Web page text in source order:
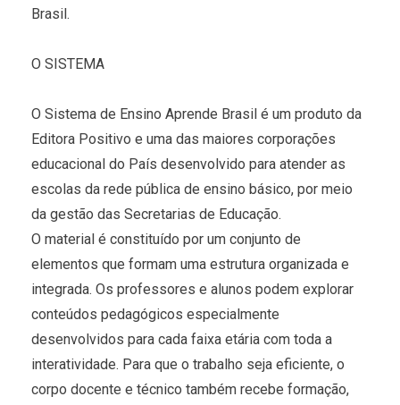
Brasil.
O SISTEMA
O Sistema de Ensino Aprende Brasil é um produto da
Editora Positivo e uma das maiores corporações
educacional do País desenvolvido para atender as
escolas da rede pública de ensino básico, por meio
da gestão das Secretarias de Educação.
O material é constituído por um conjunto de
elementos que formam uma estrutura organizada e
integrada. Os professores e alunos podem explorar
conteúdos pedagógicos especialmente
desenvolvidos para cada faixa etária com toda a
interatividade. Para que o trabalho seja eficiente, o
corpo docente e técnico também recebe formação,